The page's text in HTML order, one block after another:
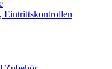
Eintrittskontrollen